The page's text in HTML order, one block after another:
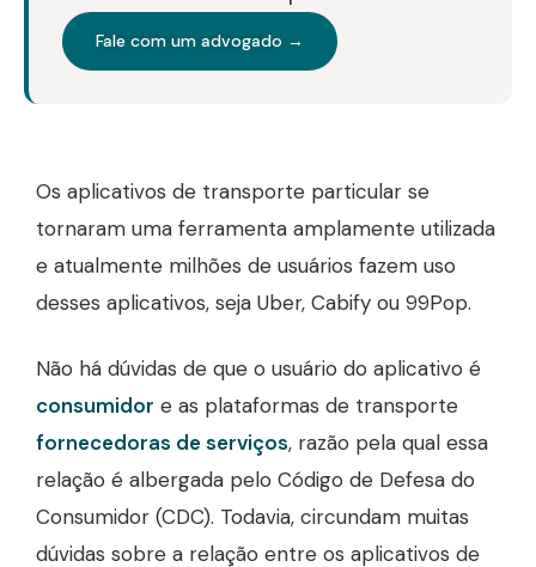
Fale com um advogado →
Os aplicativos de transporte particular se
tornaram uma ferramenta amplamente utilizada
e atualmente milhões de usuários fazem uso
desses aplicativos, seja Uber, Cabify ou 99Pop.
Não há dúvidas de que o usuário do aplicativo é
consumidor e as plataformas de transporte
fornecedoras de serviços, razão pela qual essa
relação é albergada pelo Código de Defesa do
Consumidor (CDC). Todavia, circundam muitas
dúvidas sobre a relação entre os aplicativos de